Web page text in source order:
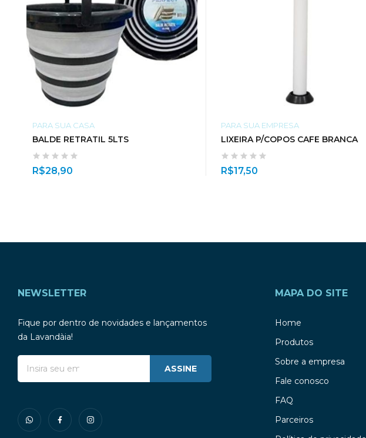
PARA SUA CASA
BALDE RETRATIL 5LTS
R$28,90
PARA SUA EMPRESA
LIXEIRA P/COPOS CAFE BRANCA
R$17,50
NEWSLETTER
Fique por dentro de novidades e lançamentos
da Lavandàia!
ASSINE
MAPA DO SITE
Home
Produtos
Sobre a empresa
Fale conosco
FAQ
Parceiros